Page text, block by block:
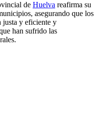
de Huelva reafirma su
asegurando que los
justa y eficiente y
han sufrido las